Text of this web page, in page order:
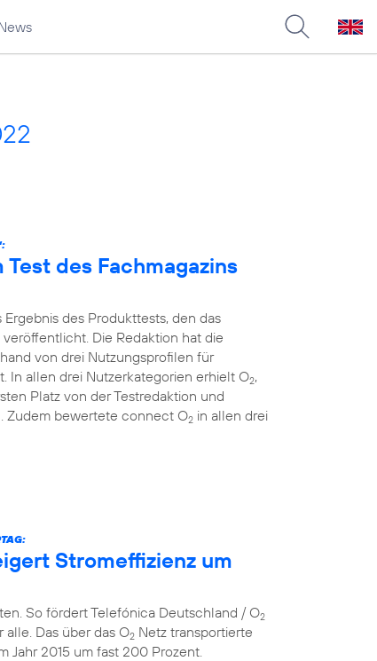
des Fachmagazins
Ergebnis des Produkttests, den das
Die Redaktion hat die
von drei Nutzungsprofilen für
In allen drei Nutzerkategorien erhielt O2,
Platz von der Testredaktion und
Zudem bewertete connect O2 in allen drei
Stromeffizienz um
So fördert Telefónica Deutschland / O2
Das über das O2 Netz transportierte
Jahr 2015 um fast 200 Prozent.